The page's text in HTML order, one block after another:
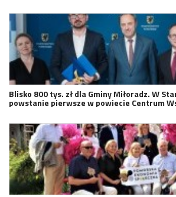
Blisko 800 tys. zł dla Gminy Miłoradz. W
powstanie pierwsze w powiecie Centrum